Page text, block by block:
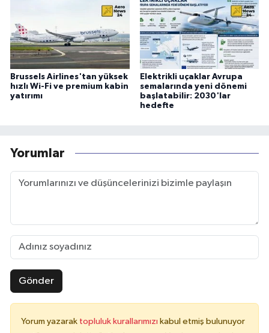
Brussels Airlines'tan yüksek
hızlı Wi-Fi ve premium kabin
yatırımı
Elektrikli uçaklar Avrupa
semalarında yeni dönemi
başlatabilir: 2030'lar
hedefte
Yorumlar
Gönder
Yorum yazarak topluluk kurallarımızı kabul etmiş bulunuyor